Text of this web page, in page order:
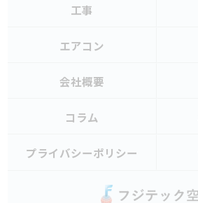
工事
エアコン
会社概要
コラム
プライバシーポリシー